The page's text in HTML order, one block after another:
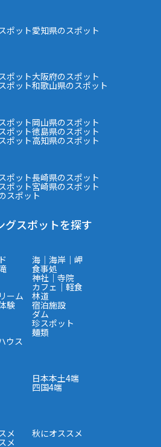
ポット愛知県のスポット
ポット大阪府のスポット
ポット和歌山県のスポット
ポット岡山県のスポット
ポット徳島県のスポット
ポット高知県のスポット
ポット長崎県のスポット
ポット宮崎県のスポット
スポット
グスポットを探す
海｜海岸｜岬
食事処
神社｜寺院
カフェ｜軽食
ーム 林道
験 宿泊施設
ダム
珍スポット
麺類
ウス
日本本土4端
四国4端
メ 秋にオススメ
メ